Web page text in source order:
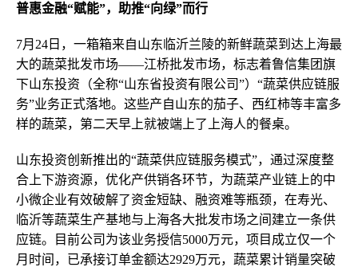
普惠金融“赋能”，助推“向绿”而行
7月24日，一箱箱来自山东临沂兰陵的新鲜蔬菜到达上海最
大的蔬菜批发市场——江桥批发市场，标志着鲁信集团旗
下山东投资（全称“山东省投资有限公司”）“蔬菜供应链服
务”业务正式落地。这些产自山东的茄子、西红柿等丰富多
样的蔬菜，第二天早上就被端上了上海人的餐桌。
山东投资创新推出的“蔬菜供应链服务模式”，通过深度整
合上下游资源，优化产供销各环节，为蔬菜产业链上的中
小微企业有效破解了资金短缺、融资难等瓶颈，在寿光、
临沂等蔬菜生产基地与上海各大批发市场之间建立一条供
应链。目前公司为该业务授信5000万元，项目成立仅一个
月时间，已承接订单金额达2929万元，蔬菜累计销量突破